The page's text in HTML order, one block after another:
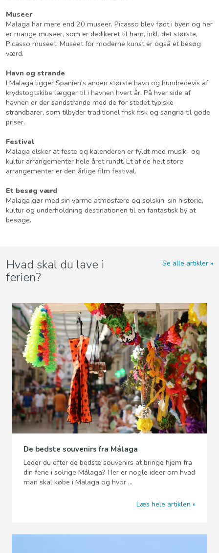
Museer
Malaga har mere end 20 museer. Picasso blev født i byen og her
er mange museer, som er dedikeret til ham, inkl. det største,
Picasso museet. Museet for moderne kunst er også et besøg
værd.
Havn og strande
I Malaga ligger Spanien’s anden største havn og hundredevis af
krydstogtskibe lægger til i havnen hvert år. På hver side af
havnen er der sandstrande med de for stedet typiske
strandbarer, som tilbyder traditionel frisk fisk og sangria til gode
priser.
Festival
Malaga elsker at feste og kalenderen er fyldt med musik- og
kultur arrangementer hele året rundt. Et af de helt store
arrangementer er den årlige film festival.
Et besøg værd
Malaga gør med sin varme atmosfære og solskin, sin historie,
kultur og underholdning destinationen til en fantastisk by at
besøge.
Hvad skal du lave i
ferien?
Se alle artikler
De bedste souvenirs fra Málaga
Leder du efter de bedste souvenirs at bringe hjem fra
din ferie i solrige Málaga? Her er nogle ideer om hvad
man skal købe i Malaga og hvor ...
Læs hele artiklen